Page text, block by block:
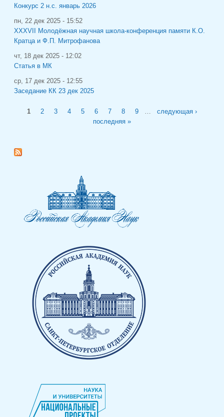
Конкурс 2 н.с. январь 2026
пн, 22 дек 2025 - 15:52
XXXVII Молодёжная научная школа-конференция памяти К.О.
Кратца и Ф.П. Митрофанова
чт, 18 дек 2025 - 12:02
Статья в МК
ср, 17 дек 2025 - 12:55
Заседание КК 23 дек 2025
Страницы
1 2 3 4 5 6 7 8 9
следующая ›
последняя »